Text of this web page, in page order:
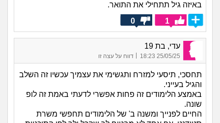
באיזה גיל תתחילי את התואר.
1
0
עדי, בת 19
25/05/25 18:23 דווח על עצה זו
תחסכי, תיסעי למזרח ותגשימי את עצמיך עכשיו זה השלב
והגיל בעייני.
באמצע הלימודים זה פחות אפשרי לדעתי באמת זה לופ
שונה.
החיים לפנייך ומשנה ב' של הלימודים תחפשי משרת